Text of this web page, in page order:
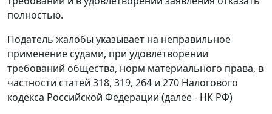
полностью.
Податель жалобы указывает на неправильное
применение судами, при удовлетворении
требований общества, норм материального права, в
частности статей 318, 319, 264 и 270 Налогового
кодекса Российской Федерации (далее - НК РФ)